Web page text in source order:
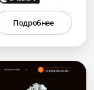
Подробнее